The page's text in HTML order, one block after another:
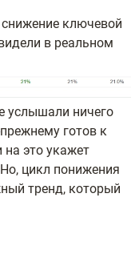
ключевой
в реальном
услышали ничего
готов к
это укажет
цикл понижения
тренд, который